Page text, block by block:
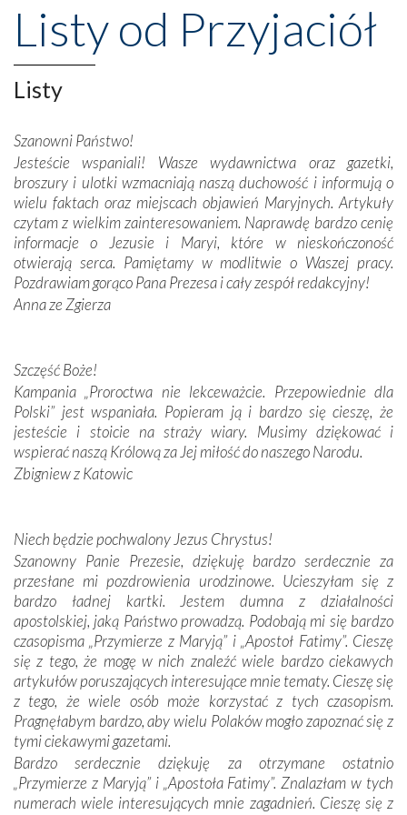
Opatrznościową pomoc w wygranej bitwie o
niepodległość kraju. Zachwyt budziła potężna, a zarazem
misterna architektura tych monumentalnych dzieł,
wspaniałe zdobienia, dbałość ich twórców o detale,
połączenie talentów z wytrwałością i pracowitością
Podążyliśmy też śladami fatimskich wizjonerów – Łucji
dos Santos oraz świętych Hiacynty i Franciszka Marto.
Modliliśmy się przy ich grobach. Odprawiliśmy Drogę
Krzyżową w ich rodzinnych stronach, odwiedziliśmy
domy, w których żyli.
W miejscu objawień Matki Bożej zapaliliśmy świece
przywiezione wraz z intencjami powierzonymi nam przez
spotykaliśmy się z serdeczną otwartością
Portugalczyków. Podziwialiśmy ich ludową sztukę i
zwyczaje. Mimo że nasze kraje są od siebie bardzo
oddalone, w żaden sposób nie czuliśmy się obco.
Sprawiła to oczywiście sama Matka Boża, ale też
kulturowa bliskość biorąca swój początek w naszej
wspólnej wierze. Podczas wyjazdów do historycznych
mieliśmy okazję przekonać się, że Maryja swoją opieką
otacza nie tylko nasz naród, lecz wszystkie nacje, które
się Jej ufnie oddają, a także każdą osobę, która zawierza
Jej siebie oraz swych bliskich.
Dzieje Portugalii to również historia wierności Bogu i
odstępstw, także w życiu władców. Trudne momenty w
wymiarze tak osobistym, jak i zbiorowym, przypominają o
konieczności ciągłego zabiegania o własną duszę i o łaskę
Opatrzności. Wierność przynosi pomyślność –
przynajmniej w życiu duchowym. Odstępstwo owocuje
nieszczęściem i śmiercią. Te uniwersalne prawdy
przychodziły na myśl, gdy słuchaliśmy opowieści
przewodników o portugalskich monarchach i wodzach,
zwycięskich bitwach i nieszczęśliwych losach grzesznych
Listy od Przyjaciół
Listy
Szanowni Państwo!
Jesteście wspaniali! Wasze wydawnictwa oraz gazetki,
broszury i ulotki wzmacniają naszą duchowość i informują o
wielu faktach oraz miejscach objawień Maryjnych. Artykuły
czytam z wielkim zainteresowaniem. Naprawdę bardzo cenię
informacje o Jezusie i Maryi, które w nieskończoność
otwierają serca. Pamiętamy w modlitwie o Waszej pracy.
Pozdrawiam gorąco Pana Prezesa i cały zespół redakcyjny!
Anna ze Zgierza
Szczęść Boże!
Kampania „Proroctwa nie lekceważcie. Przepowiednie dla
Polski” jest wspaniała. Popieram ją i bardzo się cieszę, że
jesteście i stoicie na straży wiary. Musimy dziękować i
wspierać naszą Królową za Jej miłość do naszego Narodu.
Zbigniew z Katowic
Niech będzie pochwalony Jezus Chrystus!
Szanowny Panie Prezesie, dziękuję bardzo serdecznie za
przesłane mi pozdrowienia urodzinowe. Ucieszyłam się z
bardzo ładnej kartki. Jestem dumna z działalności
apostolskiej, jaką Państwo prowadzą. Podobają mi się bardzo
czasopisma „Przymierze z Maryją” i „Apostoł Fatimy”. Cieszę
się z tego, że mogę w nich znaleźć wiele bardzo ciekawych
artykułów poruszających interesujące mnie tematy. Cieszę się
z tego, że wiele osób może korzystać z tych czasopism.
Pragnęłabym bardzo, aby wielu Polaków mogło zapoznać się z
tymi ciekawymi gazetami.
Bardzo serdecznie dziękuję za otrzymane ostatnio
„Przymierze z Maryją” i „Apostoła Fatimy”. Znalazłam w tych
numerach wiele interesujących mnie zagadnień. Cieszę się z